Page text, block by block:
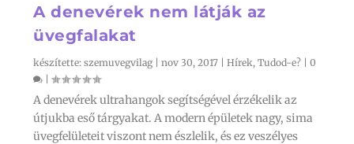
A denevérek nem látják az
üvegfalakat
készítette:szemuvegvilag |nov 30, 2017 |Hírek,Tudod-e? |0
|
A denevérek ultrahangok segítségével érzékelik az
útjukba eső tárgyakat. A modern épületek nagy, sima
üvegfelületeit viszont nem észlelik, és ez veszélyes